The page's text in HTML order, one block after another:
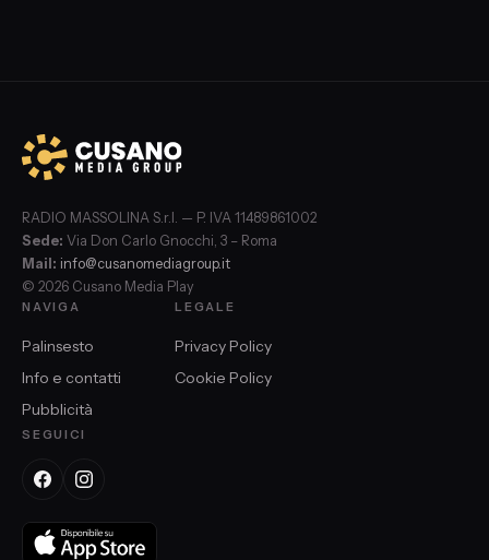
RADIO MASSOLINA S.r.l. — P. IVA 11489861002
Sede: Via Don Carlo Gnocchi, 3 – Roma
Mail: info@cusanomediagroup.it
© 2026 Cusano Media Play
NAVIGA
Palinsesto
Info e contatti
Pubblicità
LEGALE
Privacy Policy
Cookie Policy
SEGUICI